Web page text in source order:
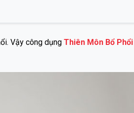
Vậy công dụng Thiên Môn Bổ Phổi